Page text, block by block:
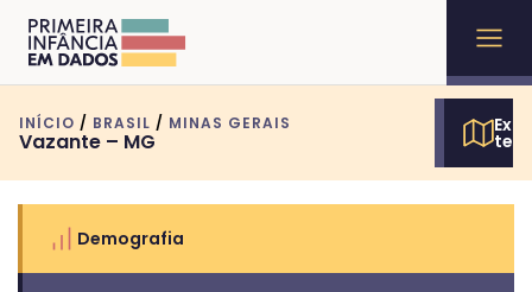
INÍCIO / BRASIL / MINAS GERAIS
Vazante – MG
Demografia